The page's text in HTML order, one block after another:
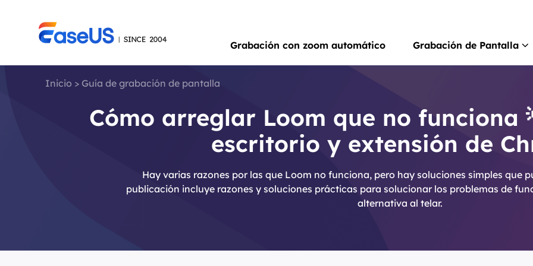
Grabación con zoom automático Grabación de Pantalla
Inicio > Guía de grabación de pantalla
Cómo arreglar Loom que no funciona
escritorio y extensión de
Hay varias razones por las que Loom no funciona, pero hay soluciones simples que
publicación incluye razones y soluciones prácticas para solucionar los problemas de
alternativa al telar.